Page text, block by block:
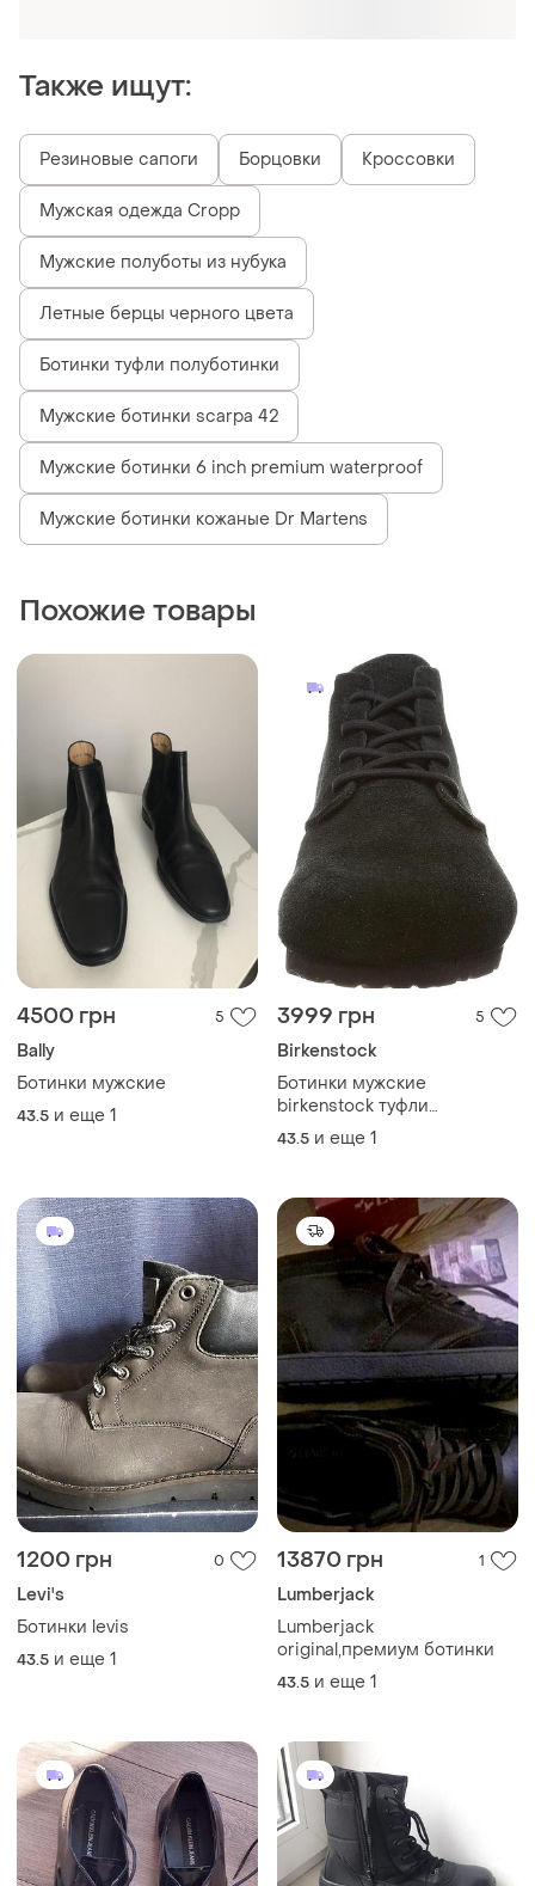
Также ищут:
Резиновые сапоги Борцовки Кроссовки
Мужская одежда Cropp
Мужские полуботы из нубука
Летные берцы черного цвета
Ботинки туфли полуботинки
Мужские ботинки scarpa 42
Мужские ботинки 6 inch premium waterproof
Мужские ботинки кожаные Dr Martens
Похожие товары
4500 грн 5
Bally
Ботинки мужские
43.5 и еще 1
3999 грн 5
Birkenstock
Ботинки мужские
birkenstock туфли
замшевые кожаные
ортопедические мокасины
44
43.5 и еще 1
1200 грн 0
Levi's
Ботинки levis
43.5 и еще 1
13870 грн 1
Lumberjack
Lumberjack
original,премиум ботинки
43.5 и еще 1